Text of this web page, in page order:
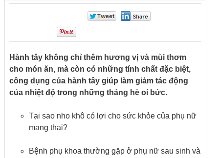
0
Hành tây không chỉ thêm hương vị và mùi thơm
cho món ăn, mà còn có những tính chất đặc biệt,
công dụng của hành tây giúp làm giảm tác động
của nhiệt độ trong những tháng hè oi bức.
Tại sao nho khô có lợi cho sức khỏe của phụ nữ
mang thai?
Bệnh phụ khoa thường gặp ở phụ nữ sau sinh và